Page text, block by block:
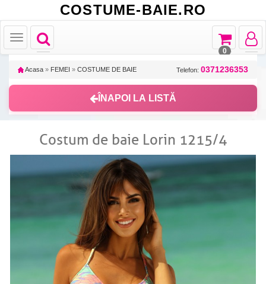
COSTUME-BAIE.RO
Toggle
navigation
Toggle
navigation
Toggle
Toggle
navigation
0
Acasa » FEMEI » COSTUME DE BAIE Telefon: 0371236353
ÎNAPOI LA LISTĂ
Costum de baie Lorin 1215/4